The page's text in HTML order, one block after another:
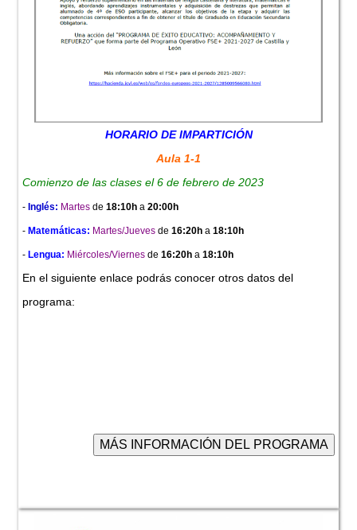
HORARIO DE IMPARTICIÓN
Aula 1-1
Comienzo de las clases el 6 de febrero de 2023
- Inglés: Martes de 18:10h a 20:00h
- Matemáticas: Martes/Jueves de 16:20h a 18:10h
- Lengua: Miércoles/Viernes de 16:20h a 18:10h
En el siguiente enlace podrás conocer otros datos del
programa: